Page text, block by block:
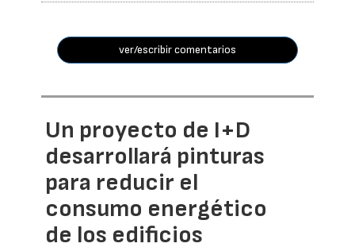
ver/escribir comentarios
Un proyecto de I+D
desarrollará pinturas
para reducir el
consumo energético
de los edificios